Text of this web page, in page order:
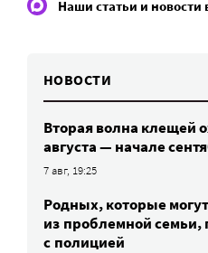
Наши статьи и
НОВОСТИ
Вторая волна клещей
августа — начале
7 авг, 19:25
Родных, которые
из проблемной семьи,
с полицией